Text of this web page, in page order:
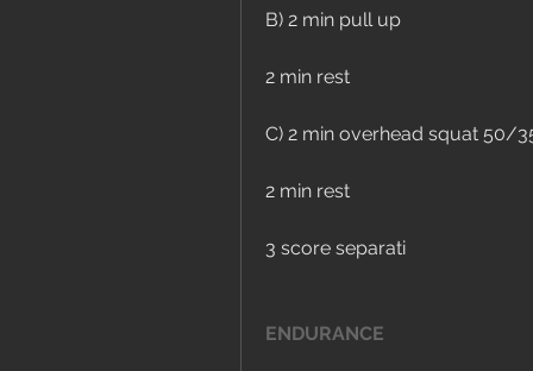
B) 2 min pull up
2 min rest
C) 2 min overhead squat 50/
2 min rest
3 score separati
ENDURANCE